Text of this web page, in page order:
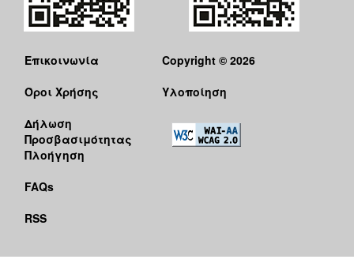
Επικοινωνία
Όροι Χρήσης
Δήλωση
Προσβασιμότητας
Πλοήγηση
FAQs
RSS
Copyright © 2026
Υλοποίηση